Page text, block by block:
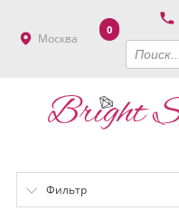
Москва
0
Фильтр